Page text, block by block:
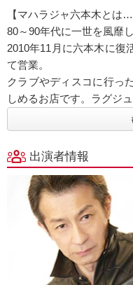
【マハラジャ六本木とは…
80～90年代に一世を風靡
2010年11月に六本木に復
て営業。
クラブやディスコに行っ
しめるお店です。ラグジ
出演者情報